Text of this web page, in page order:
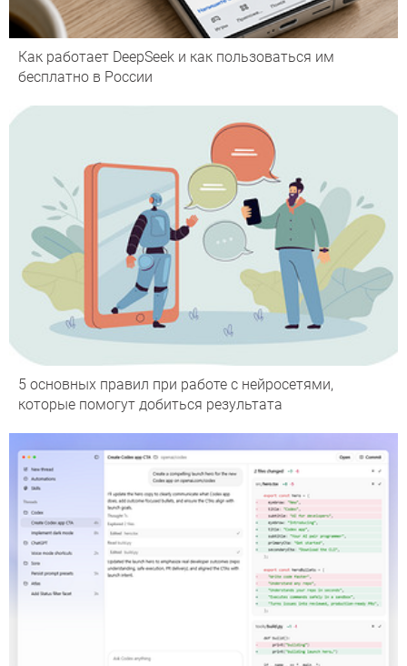
Как работает DeepSeek и как пользоваться им
бесплатно в России
5 основных правил при работе с нейросетями,
которые помогут добиться результата